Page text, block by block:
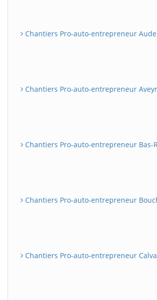
Chantiers Pro-auto-entrepreneur Aude
Chantiers Pro-auto-entrepreneur
Chantiers Pro-auto-entrepreneur Bas-
Chantiers Pro-auto-entrepreneur
Chantiers Pro-auto-entrepreneur